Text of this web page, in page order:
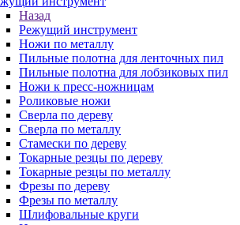
Назад
Режущий инструмент
Ножи по металлу
Пильные полотна для ленточных пил
Пильные полотна для лобзиковых пил
Ножи к пресс-ножницам
Роликовые ножи
Сверла по дереву
Сверла по металлу
Стамески по дереву
Токарные резцы по дереву
Токарные резцы по металлу
Фрезы по дереву
Фрезы по металлу
Шлифовальные круги